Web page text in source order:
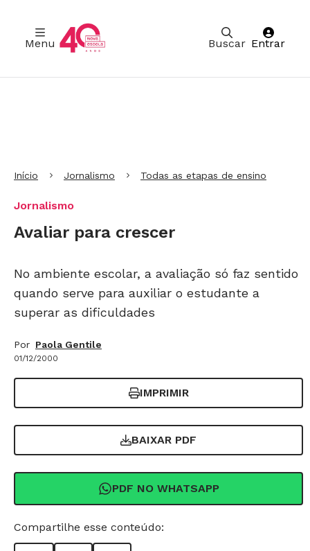
Buscar
Menu Entrar
Início Jornalismo Todas as etapas de ensino
Jornalismo
Avaliar para crescer
No ambiente escolar, a avaliação só faz sentido
quando serve para auxiliar o estudante a
superar as dificuldades
Por Paola Gentile
01/12/2000
IMPRIMIR
BAIXAR PDF
PDF NO WHATSAPP
Compartilhe esse conteúdo: